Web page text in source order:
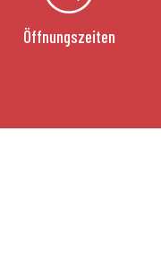
Öffnungszeiten